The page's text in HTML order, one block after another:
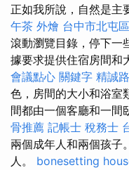
正如我所說，自然是主
午茶 外燴 台中市北屯
滾動瀏覽目錄，停下一
據要求提供住宿房間和
會議點心 關鍵字 精誠
色，房間的大小和浴室
間都由一個客廳和一間
骨推薦 記帳士 稅務士
兩個成年人和兩個孩子
人。 bonesetting